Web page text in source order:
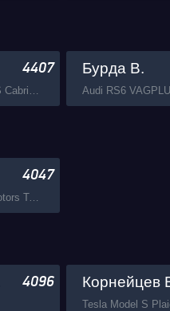
4407
Porsche 911 Turbo S Cabrio VAGPLUS
Бурда В.
Audi RS6
4047
Audi Q3 RS Lexx Motors Team
4096 Корнейцев
Tesla Model S